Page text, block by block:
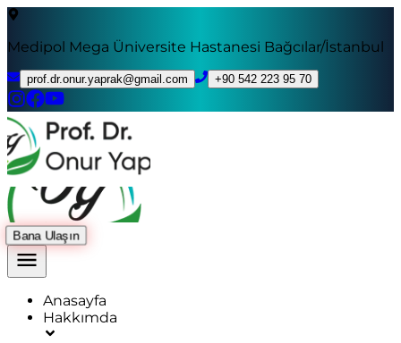
Medipol Mega Üniversite Hastanesi Bağcılar/İstanbul
prof.dr.onur.yaprak@gmail.com +90 542 223 95 70
Bana Ulaşın
Anasayfa
Hakkımda